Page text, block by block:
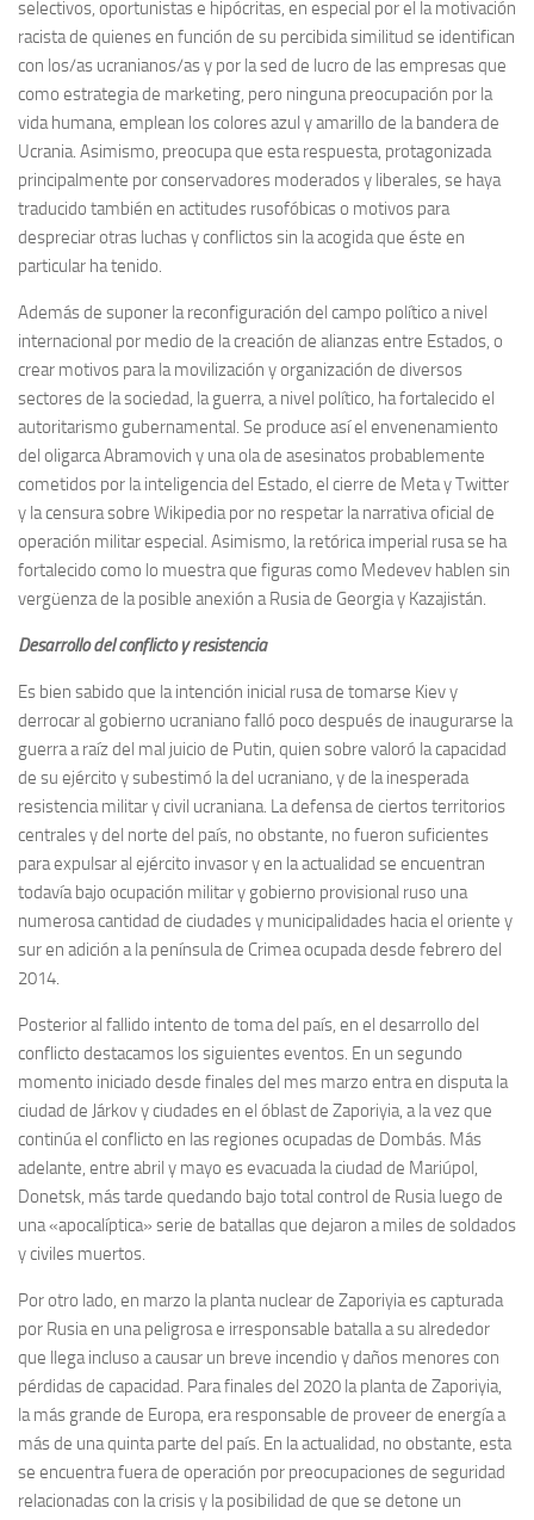
selectivos, oportunistas e hipócritas, en especial por el la motivación
racista de quienes en función de su percibida similitud se identifican
con los/as ucranianos/as y por la sed de lucro de las empresas que
como estrategia de marketing, pero ninguna preocupación por la
vida humana, emplean los colores azul y amarillo de la bandera de
Ucrania. Asimismo, preocupa que esta respuesta, protagonizada
principalmente por conservadores moderados y liberales, se haya
traducido también en actitudes rusofóbicas o motivos para
despreciar otras luchas y conflictos sin la acogida que éste en
particular ha tenido.
Además de suponer la reconfiguración del campo político a nivel
internacional por medio de la creación de alianzas entre Estados, o
crear motivos para la movilización y organización de diversos
sectores de la sociedad, la guerra, a nivel político, ha fortalecido el
autoritarismo gubernamental. Se produce así el envenenamiento
del oligarca Abramovich y una ola de asesinatos probablemente
cometidos por la inteligencia del Estado, el cierre de Meta y Twitter
y la censura sobre Wikipedia por no respetar la narrativa oficial de
operación militar especial. Asimismo, la retórica imperial rusa se ha
fortalecido como lo muestra que figuras como Medevev hablen sin
vergüenza de la posible anexión a Rusia de Georgia y Kazajistán.
Desarrollo del conflicto y resistencia
Es bien sabido que la intención inicial rusa de tomarse Kiev y
derrocar al gobierno ucraniano falló poco después de inaugurarse la
guerra a raíz del mal juicio de Putin, quien sobre valoró la capacidad
de su ejército y subestimó la del ucraniano, y de la inesperada
resistencia militar y civil ucraniana. La defensa de ciertos territorios
centrales y del norte del país, no obstante, no fueron suficientes
para expulsar al ejército invasor y en la actualidad se encuentran
todavía bajo ocupación militar y gobierno provisional ruso una
numerosa cantidad de ciudades y municipalidades hacia el oriente y
sur en adición a la península de Crimea ocupada desde febrero del
2014.
Posterior al fallido intento de toma del país, en el desarrollo del
conflicto destacamos los siguientes eventos. En un segundo
momento iniciado desde finales del mes marzo entra en disputa la
ciudad de Járkov y ciudades en el óblast de Zaporiyia, a la vez que
continúa el conflicto en las regiones ocupadas de Dombás. Más
adelante, entre abril y mayo es evacuada la ciudad de Mariúpol,
Donetsk, más tarde quedando bajo total control de Rusia luego de
una «apocalíptica» serie de batallas que dejaron a miles de soldados
y civiles muertos.
Por otro lado, en marzo la planta nuclear de Zaporiyia es capturada
por Rusia en una peligrosa e irresponsable batalla a su alrededor
que llega incluso a causar un breve incendio y daños menores con
pérdidas de capacidad. Para finales del 2020 la planta de Zaporiyia,
la más grande de Europa, era responsable de proveer de energía a
más de una quinta parte del país. En la actualidad, no obstante, esta
se encuentra fuera de operación por preocupaciones de seguridad
relacionadas con la crisis y la posibilidad de que se detone un